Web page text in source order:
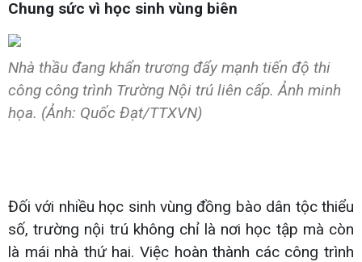
Chung sức vì học sinh vùng biên
Nhà thầu đang khẩn trương đẩy mạnh tiến độ thi
công công trình Trường Nội trú liên cấp. Ảnh minh
họa. (Ảnh: Quốc Đạt/TTXVN)
Đối với nhiều học sinh vùng đồng bào dân tộc thiểu
số, trường nội trú không chỉ là nơi học tập mà còn
là mái nhà thứ hai. Việc hoàn thành các công trình